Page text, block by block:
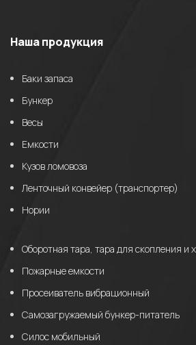
Наша продукция
Баки запаса
Бункер
Весы
Емкости
Кузов ломовоза
Ленточный конвейер (транспортер)
Нории
Оборотная тара, тара для скопления и
Пожарные емкости
Просеиватель вибрационный
Самозагружаемый бункер-питатель
Силос мобильный